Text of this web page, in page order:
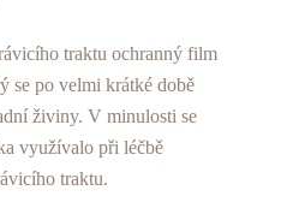
traktu ochranný film
se po velmi krátké době
živiny. V minulosti se
využívalo při léčbě
traktu.